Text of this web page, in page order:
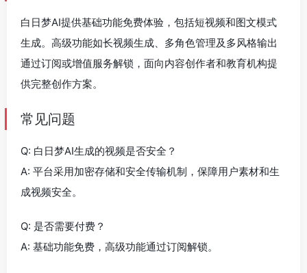
白日梦AI提供基础功能免费体验，包括短视频和图文模式
生成。高级功能如长视频生成、多角色管理及多风格输出
通过订阅或增值服务解锁，面向内容创作者和教育机构提
供完整创作方案。
常见问题
Q: 白日梦AI生成的视频是否安全？
A: 平台采用加密存储和安全传输机制，保障用户素材和生
成视频安全。
Q: 是否需要付费？
A: 基础功能免费，高级功能通过订阅解锁。